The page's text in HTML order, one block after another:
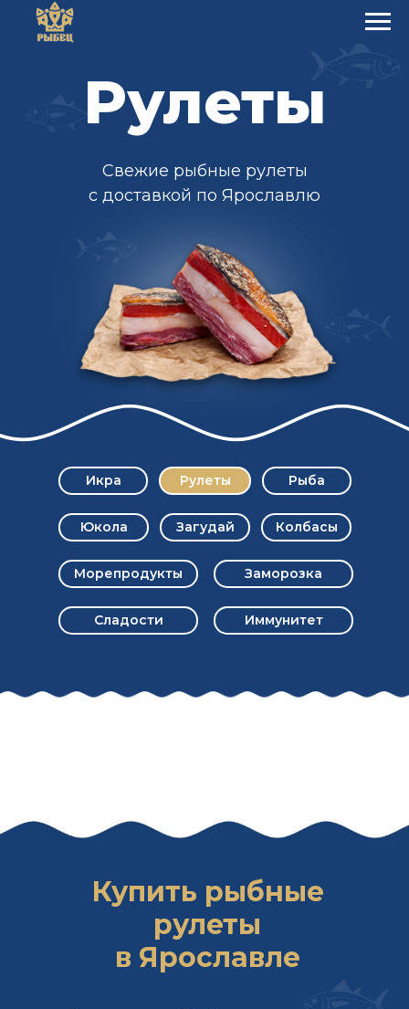
Рулеты
Свежие рыбные рулеты
с доставкой по Ярославлю
Икра
Заморозка
Рулеты Рыба
Юкола
Морепродукты
Загудай Колбасы
Сладости Иммунитет
Купить рыбные
рулеты
в Ярославле